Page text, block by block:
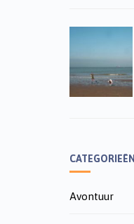
CATEGORIEËN
Avontuur